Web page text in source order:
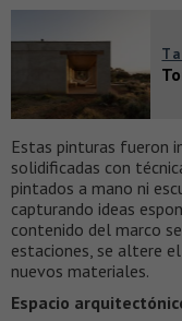
Estas pinturas fueron
solidificadas con
pintados a mano ni
capturando ideas
contenido del marco
estaciones, se altere
nuevos materiales.
Espacio